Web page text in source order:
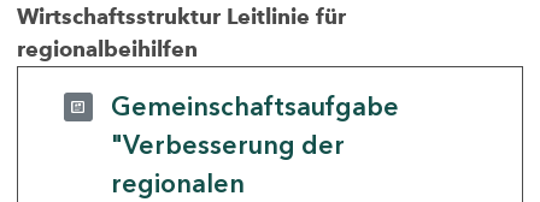
Wirtschaftsstruktur Leitlinie für
regionalbeihilfen
Gemeinschaftsaufgabe
"Verbesserung der
regionalen